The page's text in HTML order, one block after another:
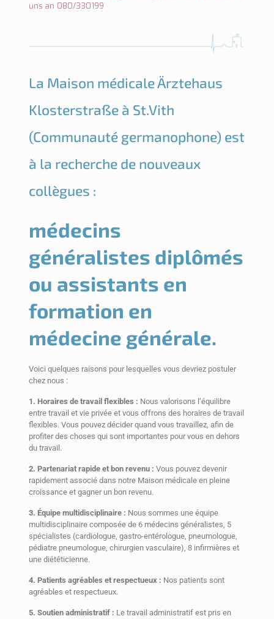
uns an 080/330199
La Maison médicale Ärztehaus
Klosterstraße à St.Vith
(Communauté germanophone) est
à la recherche de nouveaux
collègues :
médecins
généralistes diplômés
ou assistants en
formation en
médecine générale.
Voici quelques raisons pour lesquelles vous devriez postuler
chez nous :
1. Horaires de travail flexibles : Nous valorisons l’équilibre
entre travail et vie privée et vous offrons des horaires de travail
flexibles. Vous pouvez décider quand vous travaillez, afin de
profiter des choses qui sont importantes pour vous en dehors
du travail.
2. Partenariat rapide et bon revenu : Vous pouvez devenir
rapidement associé dans notre Maison médicale en pleine
croissance et gagner un bon revenu.
3. Équipe multidisciplinaire : Nous sommes une équipe
multidisciplinaire composée de 6 médecins généralistes, 5
spécialistes (cardiologue, gastro-entérologue, pneumologue,
pédiatre pneumologue, chirurgien vasculaire), 8 infirmières et
une diététicienne.
4. Patients agréables et respectueux : Nos patients sont
agréables et respectueux.
5. Soutien administratif : Le travail administratif est pris en